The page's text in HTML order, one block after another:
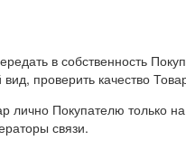
в собственность
проверить качество
лично Покупателю только
связи.